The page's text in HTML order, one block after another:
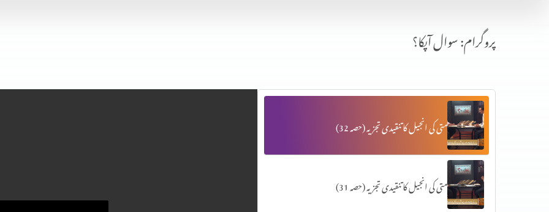
پروگرام: سوال آپکا؟
متی کی انجیل کا تنقیدی تجزیہ (حصہ 32)
متی کی انجیل کا تنقیدی تجزیہ (حصہ 31)